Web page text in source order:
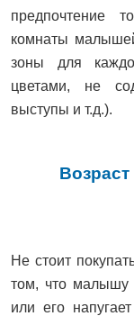
предпочтение
комнаты
зоны для
цветами, не
выступы и т.д.).
Не стоит
том, что малышу
или его